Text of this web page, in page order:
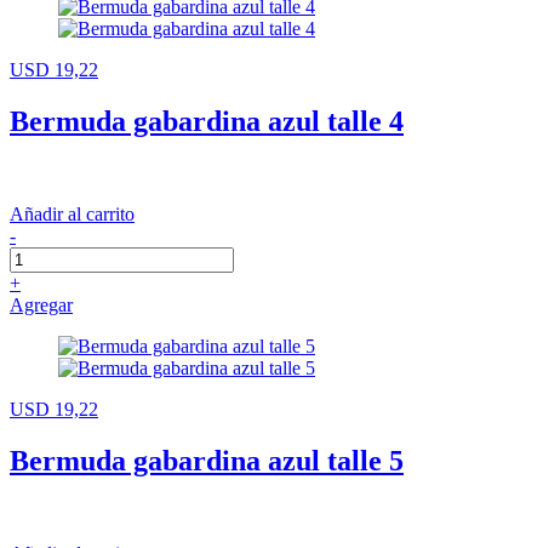
USD 19,22
Bermuda gabardina azul talle 4
Añadir al carrito
-
+
Agregar
USD 19,22
Bermuda gabardina azul talle 5